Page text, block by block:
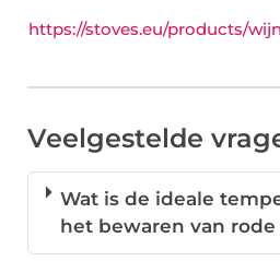
https://stoves.eu/products/
Veelgestelde
Wat is de ideale
het bewaren van rode